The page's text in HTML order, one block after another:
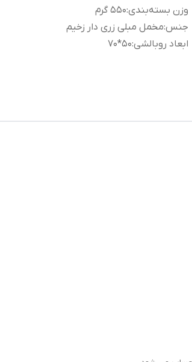
وزن بسته‌بندی:550 گرم
جنس:مخمل مبلی زری دار زخیم
ابعاد روبالشی:
50*70